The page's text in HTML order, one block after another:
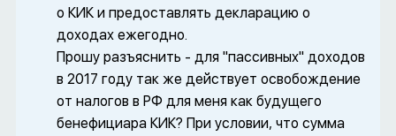
о КИК и предоставлять декларацию о
доходах ежегодно.
Прошу разъяснить - для "пассивных" доходов
в 2017 году так же действует освобождение
от налогов в РФ для меня как будущего
бенефициара КИК? При условии, что сумма